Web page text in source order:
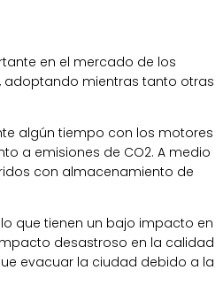
en el mercado de los
adoptando mientras tanto otras
algún tiempo con los motores
a emisiones de CO2. A medio
con almacenamiento de
que tienen un bajo impacto en
desastroso en la calidad
evacuar la ciudad debido a la